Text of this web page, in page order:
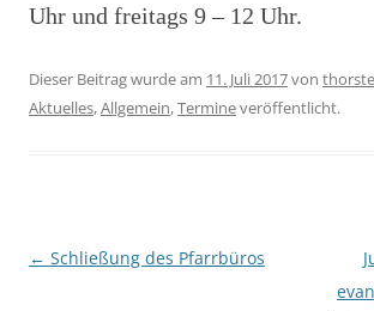
Uhr und freitags 9 – 12 Uhr.
Dieser Beitrag wurde am 11. Juli 2017von
Aktuelles,Allgemein,Termineveröffentlicht.
Beitragsnavigation
← Schließung des Pfarrbüros